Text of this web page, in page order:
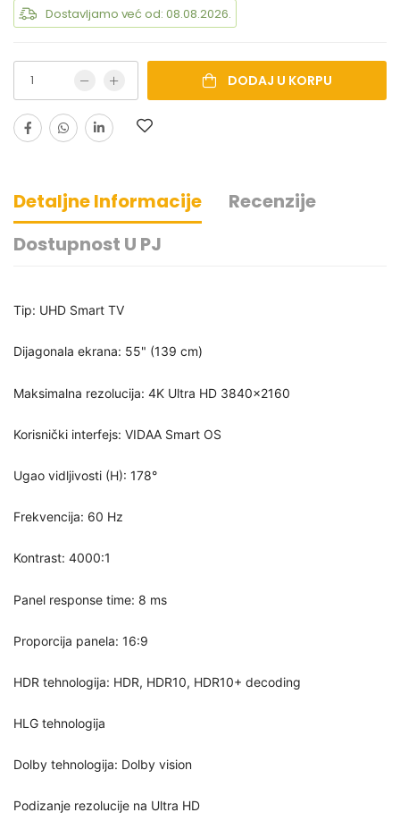
Dostavljamo već od: 08.08.2026.
DODAJ U KORPU
Detaljne Informacije
Recenzije
Dostupnost U PJ
Tip: UHD Smart TV
Dijagonala ekrana: 55" (139 cm)
Maksimalna rezolucija: 4K Ultra HD 3840x2160
Korisnički interfejs: VIDAA Smart OS
Ugao vidljivosti (H): 178°
Frekvencija: 60 Hz
Kontrast: 4000:1
Panel response time: 8 ms
Proporcija panela: 16:9
HDR tehnologija: HDR, HDR10, HDR10+ decoding
HLG tehnologija
Dolby tehnologija: Dolby vision
Podizanje rezolucije na Ultra HD